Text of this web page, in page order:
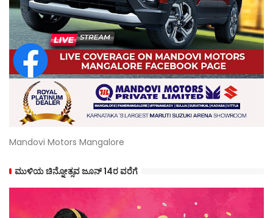
Mandovi Motors Mangalore
ಮುಳಿಯ ಚಿನ್ನೋತ್ಸವ ಜೂನ್ 14ರ ವರೆಗೆ